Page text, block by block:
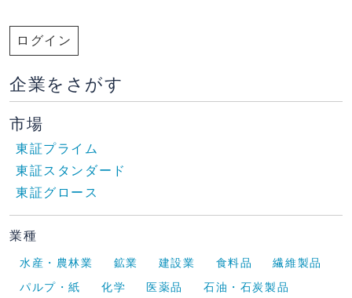
ログイン
企業をさがす
市場
東証プライム
東証スタンダード
東証グロース
業種
水産・農林業 鉱業 建設業 食料品
繊維製品
パルプ・紙
化学 医薬品
石油・石炭製品